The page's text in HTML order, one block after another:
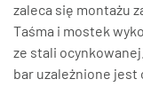
zaleca się montażu
Taśma i mostek
ze stali
bar uzależnione jest